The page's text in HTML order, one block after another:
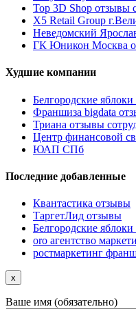
Top 3D Shop отзывы
X5 Retail Group
Неведомский
ГК Юникон Москва
Худшие компании
Белгородские
Франшиза bigdata
Триана отзывы
Центр финансовой
ЮАП СПб
Последние добавленные
Квантастика отзывы
ТаргетЛид отзывы
Белгородские
oro агентство
ростмаркетинг
x
Ваше имя (обязательно)